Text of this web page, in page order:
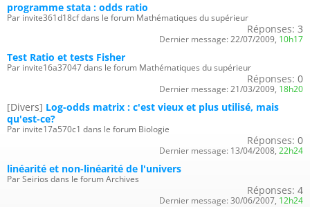
programme stata : odds ratio
Par invite361d18cf dans le forum Mathématiques du supérieur
Réponses: 3
Dernier message: 22/07/2009, 10h17
Test Ratio et tests Fisher
Par invite16a37047 dans le forum Mathématiques du supérieur
Réponses: 0
Dernier message: 21/03/2009, 18h20
[Divers] Log-odds matrix : c'est vieux et plus utilisé, mais
qu'est-ce?
Par invite17a570c1 dans le forum Biologie
Réponses: 0
Dernier message: 13/04/2008, 22h24
linéarité et non-linéarité de l'univers
Par Seirios dans le forum Archives
Réponses: 4
Dernier message: 30/06/2007, 12h24